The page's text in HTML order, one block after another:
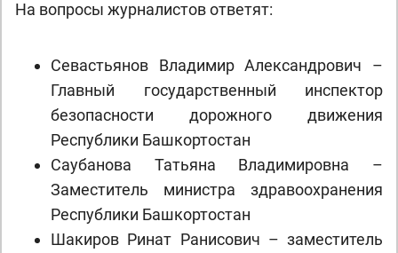
На вопросы журналистов ответят:
Севастьянов Владимир Александрович –
Главный государственный инспектор
безопасности дорожного движения
Республики Башкортостан
Саубанова Татьяна Владимировна –
Заместитель министра здравоохранения
Республики Башкортостан
Шакиров Ринат Ранисович – заместитель